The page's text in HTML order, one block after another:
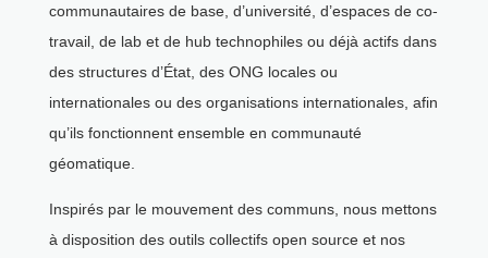
communautaires de base, d’université, d’espaces de co-
travail, de lab et de hub technophiles ou déjà actifs dans
des structures d’État, des ONG locales ou
internationales ou des organisations internationales, afin
qu’ils fonctionnent ensemble en communauté
géomatique.
Inspirés par le mouvement des communs, nous mettons
à disposition des outils collectifs open source et nos